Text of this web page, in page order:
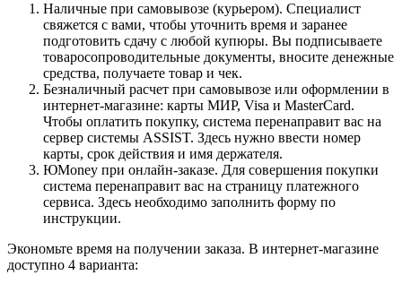
Наличные при самовывозе (курьером). Специалист
свяжется с вами, чтобы уточнить время и заранее
подготовить сдачу с любой купюры. Вы подписываете
товаросопроводительные документы, вносите денежные
средства, получаете товар и чек.
Безналичный расчет при самовывозе или оформлении в
интернет-магазине: карты МИР, Visa и MasterCard.
Чтобы оплатить покупку, система перенаправит вас на
сервер системы ASSIST. Здесь нужно ввести номер
карты, срок действия и имя держателя.
ЮMoney при онлайн-заказе. Для совершения покупки
система перенаправит вас на страницу платежного
сервиса. Здесь необходимо заполнить форму по
инструкции.
Экономьте время на получении заказа. В интернет-магазине
доступно 4 варианта: